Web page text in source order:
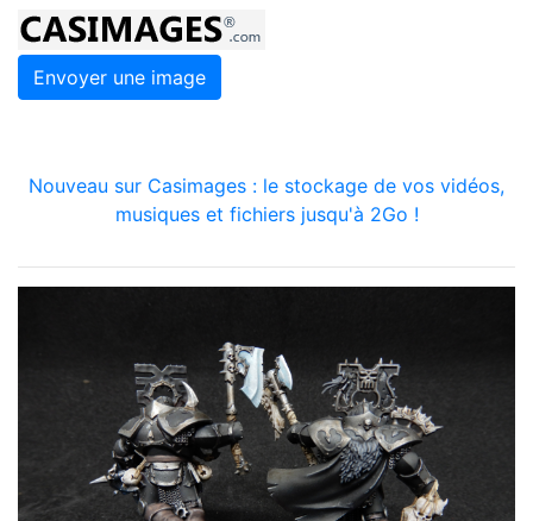
Envoyer une image
Nouveau sur Casimages : le stockage de vos vidéos,
musiques et fichiers jusqu'à 2Go !